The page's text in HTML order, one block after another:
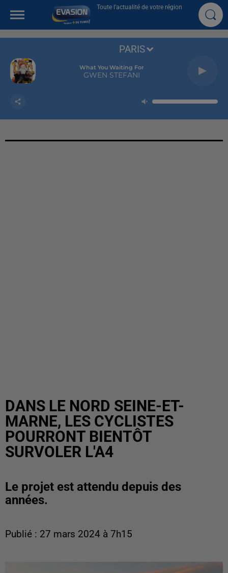
Toute l'actualité de votre région
What You Waiting For
GWEN STEFANI
PARIS
DANS LE NORD SEINE-ET-
MARNE, LES CYCLISTES
POURRONT BIENTÔT
SURVOLER L'A4
Le projet est attendu depuis des
années.
Publié : 27 mars 2024 à 7h15